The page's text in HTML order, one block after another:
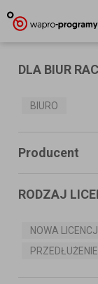
DLA BIUR
BIURO
Producent
S.A.
MS SYSTEMS
RODZAJ
NOWA
PRZEDŁUŻENIE